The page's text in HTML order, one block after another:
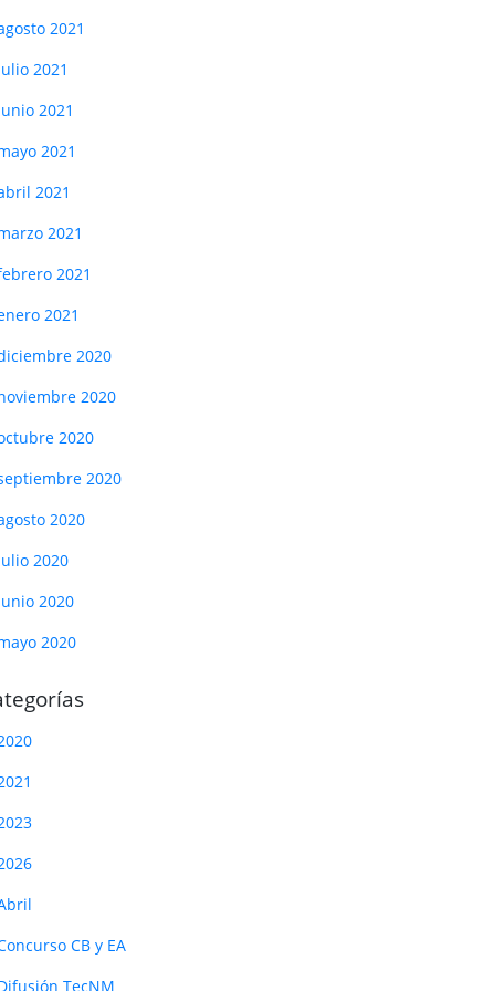
2021
2021
2021
2021
2021
2021
2021
2021
2020
2020
2020
2020
2020
2020
2020
2020
CB y EA
TecNM